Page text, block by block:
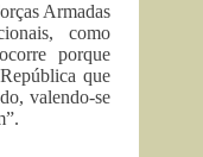
Armadas
como
porque
que
valendo-se